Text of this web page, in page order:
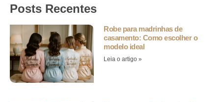
Posts Recentes
Robe para madrinhas de
casamento: Como escolher o
modelo ideal
Leia o artigo »